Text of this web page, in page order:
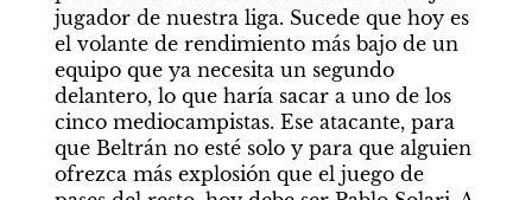
jugador de nuestra liga. Sucede que hoy es
el volante de rendimiento más bajo de un
equipo que ya necesita un segundo
delantero, lo que haría sacar a uno de los
cinco mediocampistas. Ese atacante, para
que Beltrán no esté solo y para que alguien
ofrezca más explosión que el juego de